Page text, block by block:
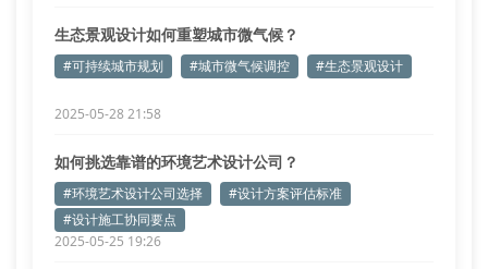
生态景观设计如何重塑城市微气候？
#可持续城市规划 #城市微气候调控 #生态景观设计
2025-05-28 21:58
如何挑选靠谱的环境艺术设计公司？
#环境艺术设计公司选择
#设计方案评估标准
#设计施工协同要点
2025-05-25 19:26